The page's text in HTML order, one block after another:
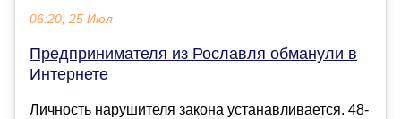
06:20, 25 Июл
Предпринимателя из Рославля обманули в
Интернете
Личность нарушителя закона устанавливается. 48-